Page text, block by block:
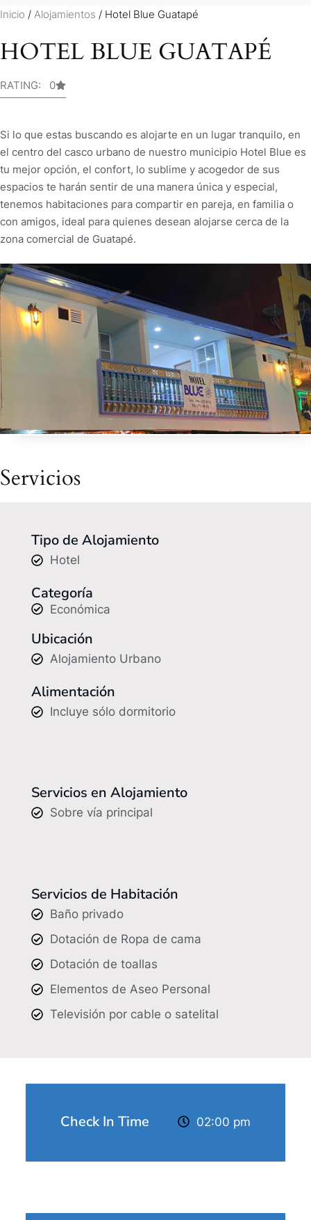
Inicio / Alojamientos / Hotel Blue Guatapé
HOTEL BLUE GUATAPÉ
RATING: 0
Si lo que estas buscando es alojarte en un lugar tranquilo, en
el centro del casco urbano de nuestro municipio Hotel Blue es
tu mejor opción, el confort, lo sublime y acogedor de sus
espacios te harán sentir de una manera única y especial,
tenemos habitaciones para compartir en pareja, en familia o
con amigos, ideal para quienes desean alojarse cerca de la
zona comercial de Guatapé.
Servicios
Tipo de Alojamiento
Hotel
Categoría
Económica
Ubicación
Alojamiento Urbano
Alimentación
Incluye sólo dormitorio
Servicios en Alojamiento
Sobre vía principal
Servicios de Habitación
Baño privado
Dotación de Ropa de cama
Dotación de toallas
Elementos de Aseo Personal
Televisión por cable o satelital
Check In Time 02:00 pm